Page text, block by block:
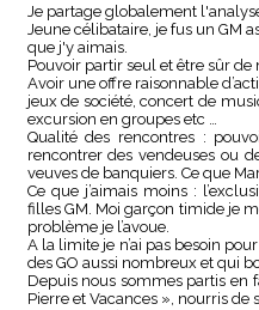
Je partage globalement
Jeune célibataire, je fus un GM
que j'y aimais.
Pouvoir partir seul et être sûr de
Avoir une offre raisonnable
jeux de société, concert de
excursion en groupes etc …
Qualité des rencontres :
rencontrer des vendeuses ou
veuves de banquiers. Ce que
Ce que j’aimais moins :
filles GM. Moi garçon timide je
problème je l’avoue.
A la limite je n’ai pas besoin
des GO aussi nombreux et qui
Depuis nous sommes partis en
Pierre et Vacances », nourris de